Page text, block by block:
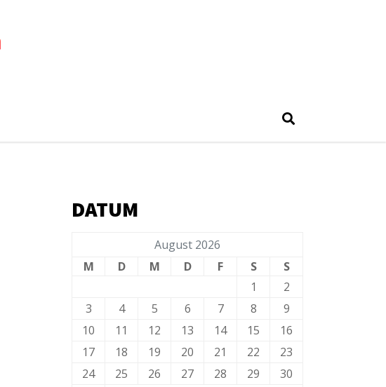
DATUM
August 2026
M
D M D F S
S
1
2
3
4 5 6 7 8
9
10
11 12 13 14 15
16
17
18 19 20 21 22
23
24
25 26 27 28 29
30